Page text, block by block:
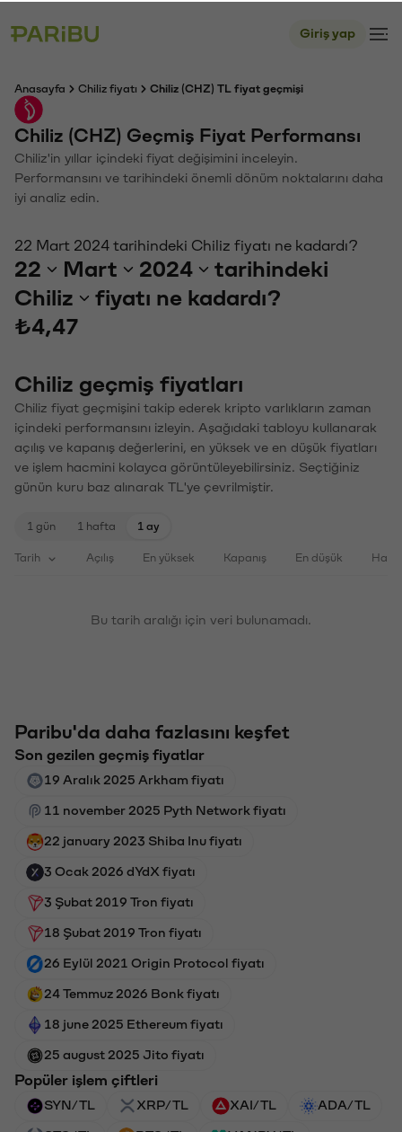
Giriş yap
Anasayfa Chiliz fiyatı Chiliz (CHZ) TL fiyat geçmişi
Chiliz (CHZ) Geçmiş Fiyat Performansı
Chiliz'in yıllar içindeki fiyat değişimini inceleyin.
Performansını ve tarihindeki önemli dönüm noktalarını daha
iyi analiz edin.
22 Mart 2024 tarihindeki Chiliz fiyatı ne kadardı?
22 Mart 2024
tarihindeki
Chiliz
fiyatı ne kadardı?
₺4,47
Chiliz geçmiş fiyatları
Chiliz fiyat geçmişini takip ederek kripto varlıkların zaman
içindeki performansını izleyin. Aşağıdaki tabloyu kullanarak
açılış ve kapanış değerlerini, en yüksek ve en düşük fiyatları
ve işlem hacmini kolayca görüntüleyebilirsiniz. Seçtiğiniz
günün kuru baz alınarak TL'ye çevrilmiştir.
1 gün 1 hafta 1 ay
Tarih Açılış En yüksek Kapanış En düşük
Bu tarih aralığı için veri bulunamadı.
Paribu'da daha fazlasını keşfet
Son gezilen geçmiş fiyatlar
19 Aralık 2025 Arkham fiyatı
11 november 2025 Pyth Network fiyatı
22 january 2023 Shiba Inu fiyatı
3 Ocak 2026 dYdX fiyatı
3 Şubat 2019 Tron fiyatı
18 Şubat 2019 Tron fiyatı
26 Eylül 2021 Origin Protocol fiyatı
24 Temmuz 2026 Bonk fiyatı
18 june 2025 Ethereum fiyatı
25 august 2025 Jito fiyatı
Popüler işlem çiftleri
SYN/TL XRP/TL XAI/TL ADA/TL